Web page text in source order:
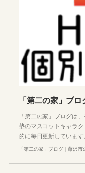
「第二の家」ブ
「第二の家」ブログは
塾のマスコットキャラ
的に毎日更新していま
「第二の家」ブログ｜藤沢